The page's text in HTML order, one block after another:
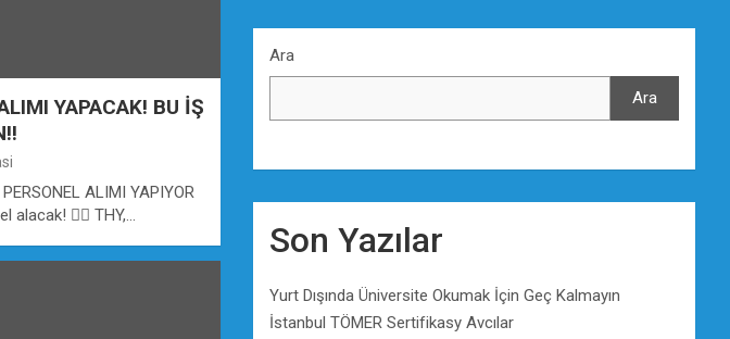
YAPACAK! BU İŞ
ALIMI YAPIYOR
alacak! 👩‍✈️ THY,…
Ara
Ara
Son Yazılar
Yurt Dışında Üniversite Okumak İçin Geç Kalmayın
İstanbul TÖMER Sertifikasy Avcılar